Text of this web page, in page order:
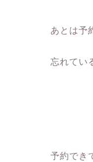
あとは予
忘れてい
予約でき